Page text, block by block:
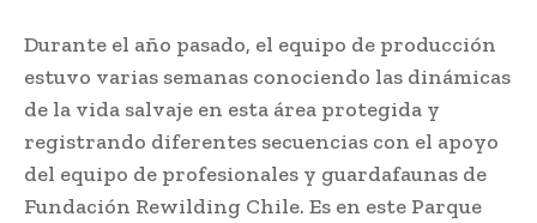
Durante el año pasado, el equipo de producción
estuvo varias semanas conociendo las dinámicas
de la vida salvaje en esta área protegida y
registrando diferentes secuencias con el apoyo
del equipo de profesionales y guardafaunas de
Fundación Rewilding Chile. Es en este Parque